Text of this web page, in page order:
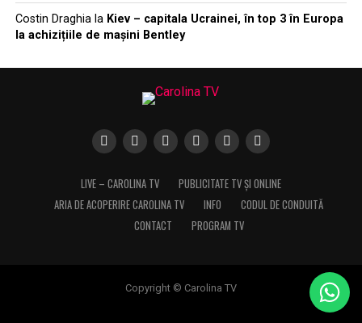
Costin Draghiala Kiev – capitala Ucrainei, în top 3 în Europa
la achizițiile de mașini Bentley
LIVE – CAROLINA TV
PUBLICITATE TV ȘI ONLINE
ARIA DE ACOPERIRE CAROLINA TV
INFO
CODUL DE CONDUITĂ
CONTACT
PROGRAM TV
Copyright © Carolina TV